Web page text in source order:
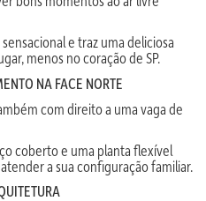
e traz uma deliciosa
menos no coração de SP.
NA FACE NORTE
com direito a uma vaga de
coberto e uma planta flexível
a sua configuração familiar.